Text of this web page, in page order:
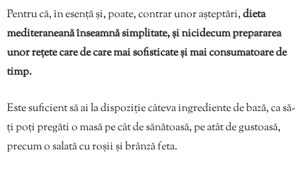
Pentru că, în esență și, poate, contrar unor așteptări,dieta
mediteraneană înseamnă simplitate, și nicidecum prepararea
unor rețete care de care mai sofisticate și mai consumatoare de
timp.
Este suficient să ai la dispoziție câteva ingrediente de bază, ca să-
ți poți pregăti o masă pe cât de sănătoasă, pe atât de gustoasă,
precum o salată cu roșii și brânză feta.